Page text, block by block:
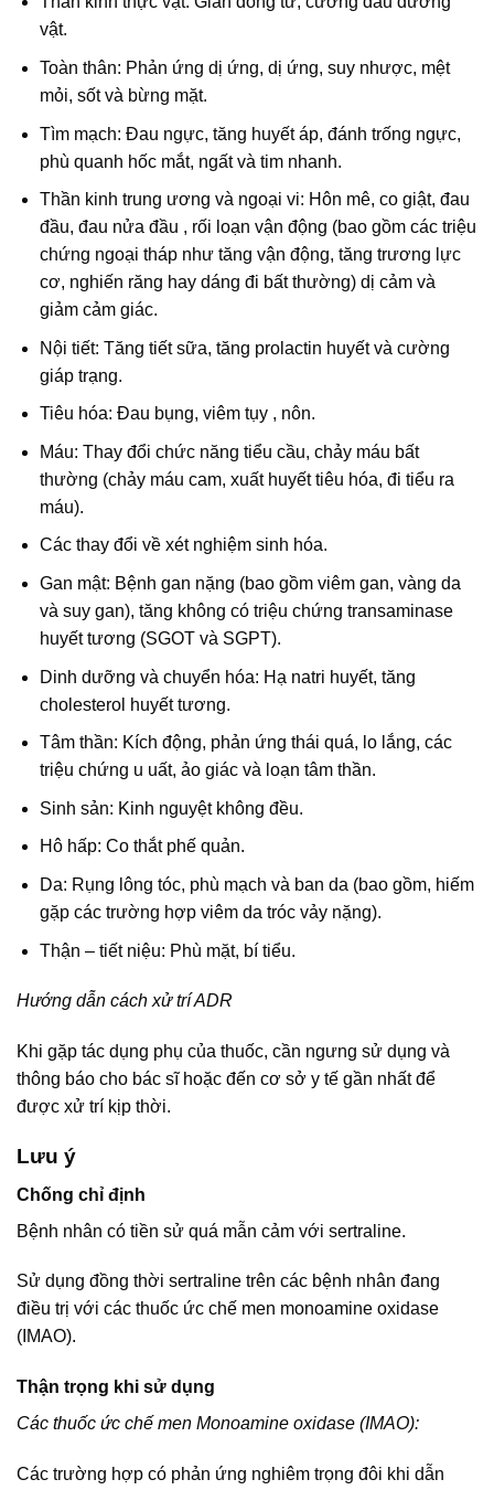
vật.
Toàn thân: Phản ứng dị ứng, dị ứng, suy nhược, mệt
mỏi, sốt và bừng mặt.
Tìm mạch: Đau ngực, tăng huyết áp, đánh trống ngực,
phù quanh hốc mắt, ngất và tim nhanh.
Thần kinh trung ương và ngoại vi: Hôn mê, co giật, đau
đầu, đau nửa đầu , rối loạn vận động (bao gồm các triệu
chứng ngoại tháp như tăng vận động, tăng trương lực
cơ, nghiến răng hay dáng đi bất thường) dị cảm và
giảm cảm giác.
Nội tiết: Tăng tiết sữa, tăng prolactin huyết và cường
giáp trạng.
Tiêu hóa: Đau bụng, viêm tụy , nôn.
Máu: Thay đổi chức năng tiểu cầu, chảy máu bất
thường (chảy máu cam, xuất huyết tiêu hóa, đi tiểu ra
máu).
Các thay đổi về xét nghiệm sinh hóa.
Gan mật: Bệnh gan nặng (bao gồm viêm gan, vàng da
và suy gan), tăng không có triệu chứng transaminase
huyết tương (SGOT và SGPT).
Dinh dưỡng và chuyển hóa: Hạ natri huyết, tăng
cholesterol huyết tương.
Tâm thần: Kích động, phản ứng thái quá, lo lắng, các
triệu chứng u uất, ảo giác và loạn tâm thần.
Sinh sản: Kinh nguyệt không đều.
Hô hấp: Co thắt phế quản.
Da: Rụng lông tóc, phù mạch và ban da (bao gồm, hiếm
gặp các trường hợp viêm da tróc vảy nặng).
Thận – tiết niệu: Phù mặt, bí tiểu.
Hướng dẫn cách xử trí ADR
Khi gặp tác dụng phụ của thuốc, cần ngưng sử dụng và
thông báo cho bác sĩ hoặc đến cơ sở y tế gần nhất để
được xử trí kịp thời.
Lưu ý
Chống chỉ định
Bệnh nhân có tiền sử quá mẫn cảm với sertraline.
Sử dụng đồng thời sertraline trên các bệnh nhân đang
điều trị với các thuốc ức chế men monoamine oxidase
(IMAO).
Thận trọng khi sử dụng
Các thuốc ức chế men Monoamine oxidase (IMAO):
Các trường hợp có phản ứng nghiêm trọng đôi khi dẫn